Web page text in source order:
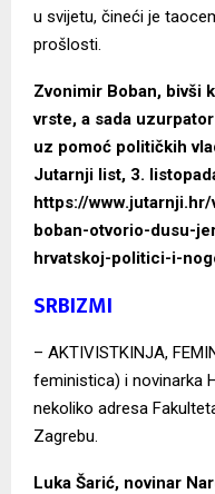
u svijetu, čineći je
prošlosti.
Zvonimir Boban, bivši
vrste, a sada
uz pomoć političkih
Jutarnji list, 3.
https://
boban-otvorio-dusu-
hrvatskoj-politici-i-
SRBIZMI
– AKTIVISTKINJA,
feministica) i novinarka
nekoliko adresa
Zagrebu.
Luka Šarić, novinar